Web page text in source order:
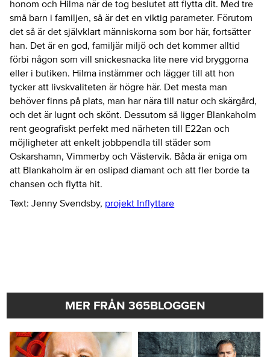
honom och Hilma när de tog beslutet att flytta dit. Med tre
små barn i familjen, så är det en viktig parameter. Förutom
det så är det självklart människorna som bor här, fortsätter
han. Det är en god, familjär miljö och det kommer alltid
förbi någon som vill snickesnacka lite nere vid bryggorna
eller i butiken. Hilma instämmer och lägger till att hon
tycker att livskvaliteten är högre här. Det mesta man
behöver finns på plats, man har nära till natur och skärgård,
och det är lugnt och skönt. Dessutom så ligger Blankaholm
rent geografiskt perfekt med närheten till E22an och
möjligheter att enkelt jobbpendla till städer som
Oskarshamn, Vimmerby och Västervik. Båda är eniga om
att Blankaholm är en oslipad diamant och att fler borde ta
chansen och flytta hit.
Text: Jenny Svendsby, projekt Inflyttare
MER FRÅN 365BLOGGEN